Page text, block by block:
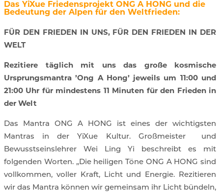
Das YiXue Friedensprojekt ONG A HONG und die
Bedeutung der Alpen für den Weltfrieden:
FÜR DEN FRIEDEN IN UNS, FÜR DEN FRIEDEN IN DER
WELT
Rezitiere täglich mit uns das große kosmische
Ursprungsmantra ’Ong A Hong’ jeweils um 11:00 und
21:00 Uhr für mindestens 11 Minuten für den Frieden in
der Welt
Das Mantra ONG A HONG ist eines der wichtigsten
Mantras in der YiXue Kultur. Großmeister
und
Bewusstseinslehrer Wei Ling Yi beschreibt es mit
folgenden Worten. „Die heiligen Töne ONG A HONG sind
vollkommen, voller Kraft, Licht und Energie. Rezitieren
wir das Mantra können wir gemeinsam ihr Licht bündeln,